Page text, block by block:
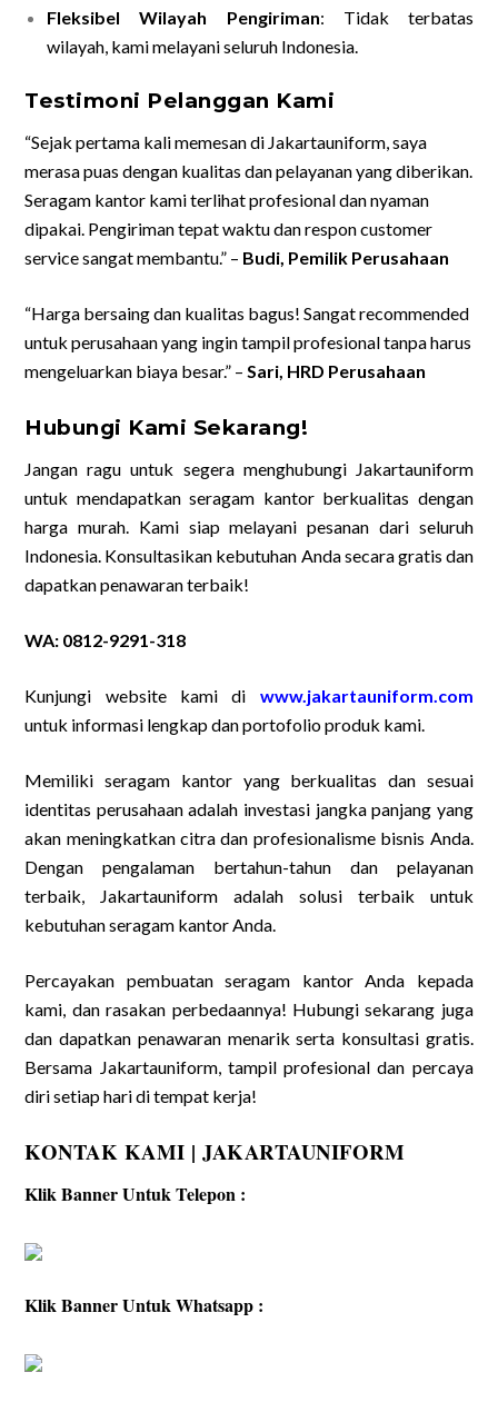
Fleksibel Wilayah Pengiriman: Tidak terbatas
wilayah, kami melayani seluruh Indonesia.
Testimoni Pelanggan Kami
“Sejak pertama kali memesan di Jakartauniform, saya
merasa puas dengan kualitas dan pelayanan yang diberikan.
Seragam kantor kami terlihat profesional dan nyaman
dipakai. Pengiriman tepat waktu dan respon customer
service sangat membantu.” – Budi, Pemilik Perusahaan
“Harga bersaing dan kualitas bagus! Sangat recommended
untuk perusahaan yang ingin tampil profesional tanpa harus
mengeluarkan biaya besar.” – Sari, HRD Perusahaan
Hubungi Kami Sekarang!
Jangan ragu untuk segera menghubungi Jakartauniform
untuk mendapatkan seragam kantor berkualitas dengan
harga murah. Kami siap melayani pesanan dari seluruh
Indonesia. Konsultasikan kebutuhan Anda secara gratis dan
dapatkan penawaran terbaik!
WA: 0812-9291-318
Kunjungi website kami di www.jakartauniform.com
untuk informasi lengkap dan portofolio produk kami.
Memiliki seragam kantor yang berkualitas dan sesuai
identitas perusahaan adalah investasi jangka panjang yang
akan meningkatkan citra dan profesionalisme bisnis Anda.
Dengan pengalaman bertahun-tahun dan pelayanan
terbaik, Jakartauniform adalah solusi terbaik untuk
kebutuhan seragam kantor Anda.
Percayakan pembuatan seragam kantor Anda kepada
kami, dan rasakan perbedaannya! Hubungi sekarang juga
dan dapatkan penawaran menarik serta konsultasi gratis.
Bersama Jakartauniform, tampil profesional dan percaya
diri setiap hari di tempat kerja!
KONTAK KAMI | JAKARTAUNIFORM
Klik Banner Untuk Telepon :
Klik Banner Untuk Whatsapp :